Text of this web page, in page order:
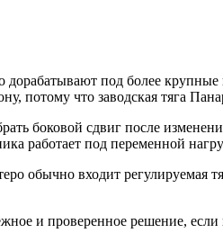
дорабатывают под более
потому что заводская тяга
боковой сдвиг после
работает под переменной
входит регулируемая
и проверенное решение,